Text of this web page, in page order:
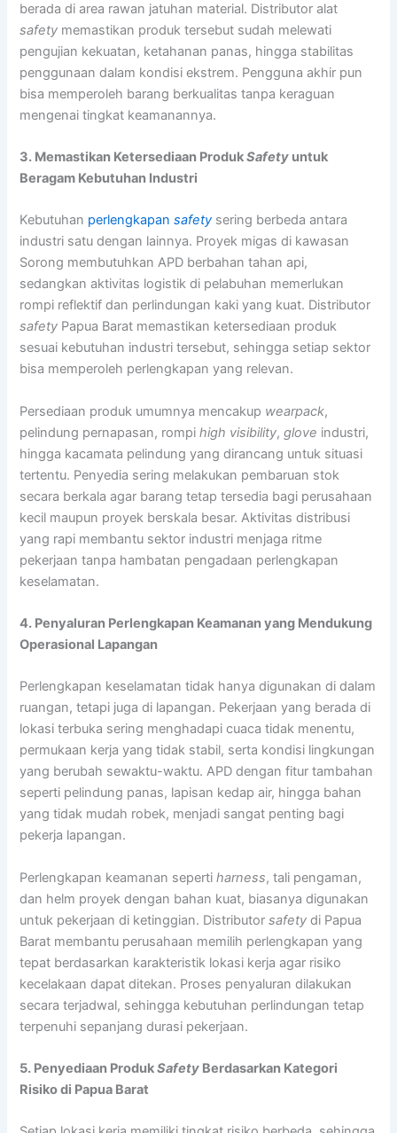
berada di area rawan jatuhan material. Distributor alat
safety memastikan produk tersebut sudah melewati
pengujian kekuatan, ketahanan panas, hingga stabilitas
penggunaan dalam kondisi ekstrem. Pengguna akhir pun
bisa memperoleh barang berkualitas tanpa keraguan
mengenai tingkat keamanannya.
3. Memastikan Ketersediaan ProdukSafety untuk
Beragam Kebutuhan Industri
Kebutuhan perlengkapansafety sering berbeda antara
industri satu dengan lainnya. Proyek migas di kawasan
Sorong membutuhkan APD berbahan tahan api,
sedangkan aktivitas logistik di pelabuhan memerlukan
rompi reflektif dan perlindungan kaki yang kuat. Distributor
safety Papua Barat memastikan ketersediaan produk
sesuai kebutuhan industri tersebut, sehingga setiap sektor
bisa memperoleh perlengkapan yang relevan.
Persediaan produk umumnya mencakup wearpack,
pelindung pernapasan, rompihigh visibility,glove industri,
hingga kacamata pelindung yang dirancang untuk situasi
tertentu. Penyedia sering melakukan pembaruan stok
secara berkala agar barang tetap tersedia bagi perusahaan
kecil maupun proyek berskala besar. Aktivitas distribusi
yang rapi membantu sektor industri menjaga ritme
pekerjaan tanpa hambatan pengadaan perlengkapan
keselamatan.
4. Penyaluran Perlengkapan Keamanan yang Mendukung
Operasional Lapangan
Perlengkapan keselamatan tidak hanya digunakan di dalam
ruangan, tetapi juga di lapangan. Pekerjaan yang berada di
lokasi terbuka sering menghadapi cuaca tidak menentu,
permukaan kerja yang tidak stabil, serta kondisi lingkungan
yang berubah sewaktu-waktu. APD dengan fitur tambahan
seperti pelindung panas, lapisan kedap air, hingga bahan
yang tidak mudah robek, menjadi sangat penting bagi
pekerja lapangan.
Perlengkapan keamanan sepertiharness, tali pengaman,
dan helm proyek dengan bahan kuat, biasanya digunakan
untuk pekerjaan di ketinggian. Distributorsafety di Papua
Barat membantu perusahaan memilih perlengkapan yang
tepat berdasarkan karakteristik lokasi kerja agar risiko
kecelakaan dapat ditekan. Proses penyaluran dilakukan
secara terjadwal, sehingga kebutuhan perlindungan tetap
terpenuhi sepanjang durasi pekerjaan.
5. Penyediaan ProdukSafety Berdasarkan Kategori
Risiko di Papua Barat